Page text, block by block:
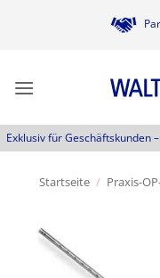
Exklusiv für Geschäftskunden –
Startseite / Praxis-